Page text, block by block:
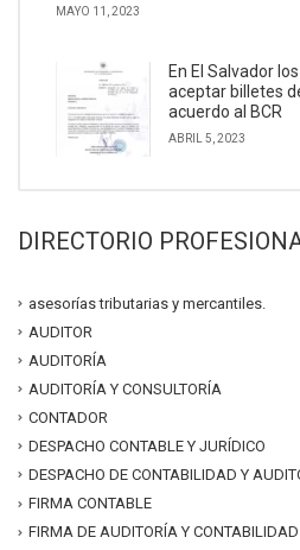
MAYO 11, 2023
En El Salvador
aceptar billetes
acuerdo al BCR
ABRIL 5, 2023
DIRECTORIO
asesorías tributarias y mercantiles.
AUDITOR
AUDITORÍA
AUDITORÍA Y CONSULTORÍA
CONTADOR
DESPACHO CONTABLE Y JURÍDICO
DESPACHO DE CONTABILIDAD Y
FIRMA CONTABLE
FIRMA DE AUDITORÍA Y CONTABILIDAD